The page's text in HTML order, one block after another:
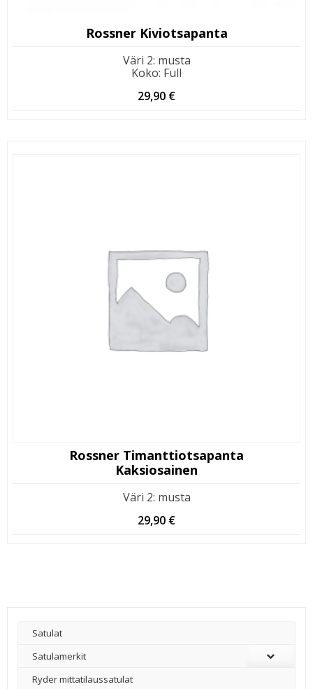
Rossner Kiviotsapanta
Väri 2: musta
Koko: Full
29,90 €
Rossner Timanttiotsapanta
Kaksiosainen
Väri 2: musta
29,90 €
Satulat
Satulamerkit
Ryder mittatilaussatulat